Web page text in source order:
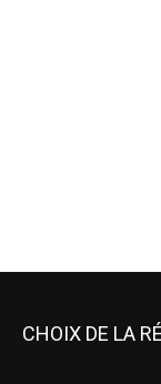
CHOIX DE LA